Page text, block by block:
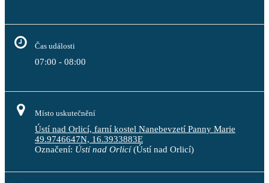
Čas události
07:00 - 08:00
Místo uskutečnění
Ústí nad Orlicí, farní kostel Nanebevzetí Panny Marie
49.9746647N, 16.3933883E
Označení: Ústí nad Orlicí(Ústí nad Orlicí)